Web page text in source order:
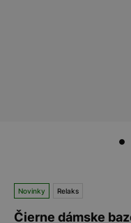
Novinky Relaks
Čierne dámske